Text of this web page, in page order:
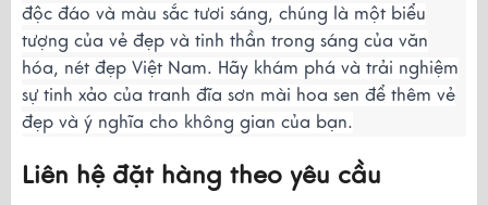
độc đáo và màu sắc tươi sáng, chúng là một biểu
tượng của vẻ đẹp và tinh thần trong sáng của văn
hóa, nét đẹp Việt Nam. Hãy khám phá và trải nghiệm
sự tinh xảo của tranh đĩa sơn mài hoa sen để thêm vẻ
đẹp và ý nghĩa cho không gian của bạn.
Liên hệ đặt hàng theo yêu cầu